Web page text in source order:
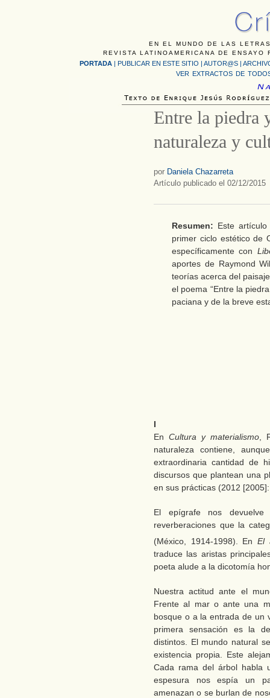
EN EL MUNDO DE LAS
REVISTA LATINOAMERICANA DE
PORTADA | PUBLICAR EN ESTE SITIO | AUTOR@S |
VER EXTRACTOS DE
Entre la piedra
naturaleza y
por Daniela Chazarreta
Artículo publicado el 02/12/2015
Resumen: Este
primer ciclo estético de
específicamente con
aportes de Raymond
teorías acerca del
el poema “Entre la
paciana y de la breve
I
En Cultura y materialismo,
naturaleza contiene,
extraordinaria cantidad de
discursos que plantean una
en sus prácticas (2012
El epígrafe nos
reverberaciones que la
(México, 1914-1998). En El
traduce las aristas
poeta alude a la dicotomía
Nuestra actitud ante el
Frente al mar o ante una
bosque o a la entrada de un
primera sensación es la
distintos. El mundo natural
existencia propia. Este
Cada rama del árbol habla
espesura nos espía un
amenazan o se burlan de